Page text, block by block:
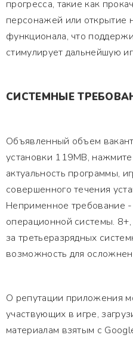
прогресса, такие как
персонажей или открытие
функционала, что
стимулирует дальнейшую
СИСТЕМНЫЕ
Объявленный объем
установки 119MB,
актуальность программы,
совершенного течения
Неприменное требование
операционной системы.
за третьеразрядных
возможность для
О репутации приложения
участвующих в игре,
материалам взятым с